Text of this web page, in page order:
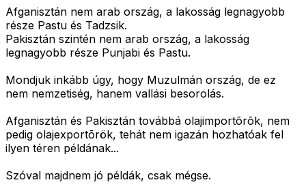
Afganisztán nem arab ország, a lakosság legnagyobb
része Pastu és Tadzsik.
Pakisztán szintén nem arab ország, a lakosság
legnagyobb része Punjabi és Pastu.
Mondjuk inkább úgy, hogy Muzulmán ország, de ez
nem nemzetiség, hanem vallási besorolás.
Afganisztán és Pakisztán továbbá olajimportõrõk, nem
pedig olajexportõrök, tehát nem igazán hozhatóak fel
ilyen téren példának...
Szóval majdnem jó példák, csak mégse.